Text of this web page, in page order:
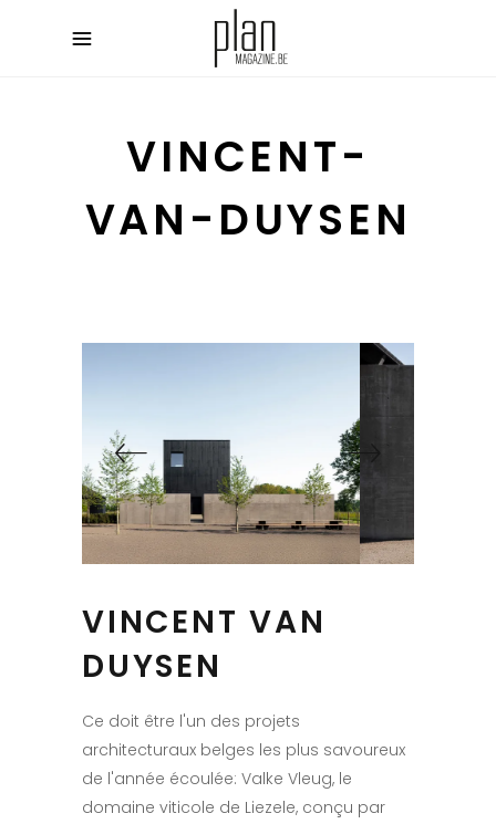
VINCENT-
VAN-DUYSEN
VINCENT VAN
DUYSEN
Ce doit être l'un des projets
architecturaux belges les plus savoureux
de l'année écoulée: Valke Vleug, le
domaine viticole de Liezele, conçu par